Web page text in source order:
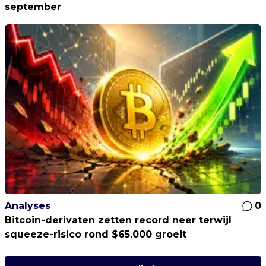
september
Analyses
0
Bitcoin-derivaten zetten record neer terwijl
squeeze-risico rond $65.000 groeit